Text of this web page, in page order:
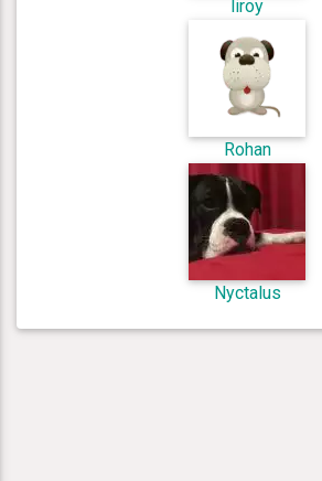
liroy
Rohan
Nyctalus